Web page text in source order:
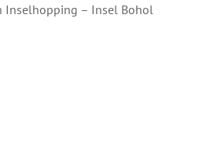
Inselhopping – Insel Bohol